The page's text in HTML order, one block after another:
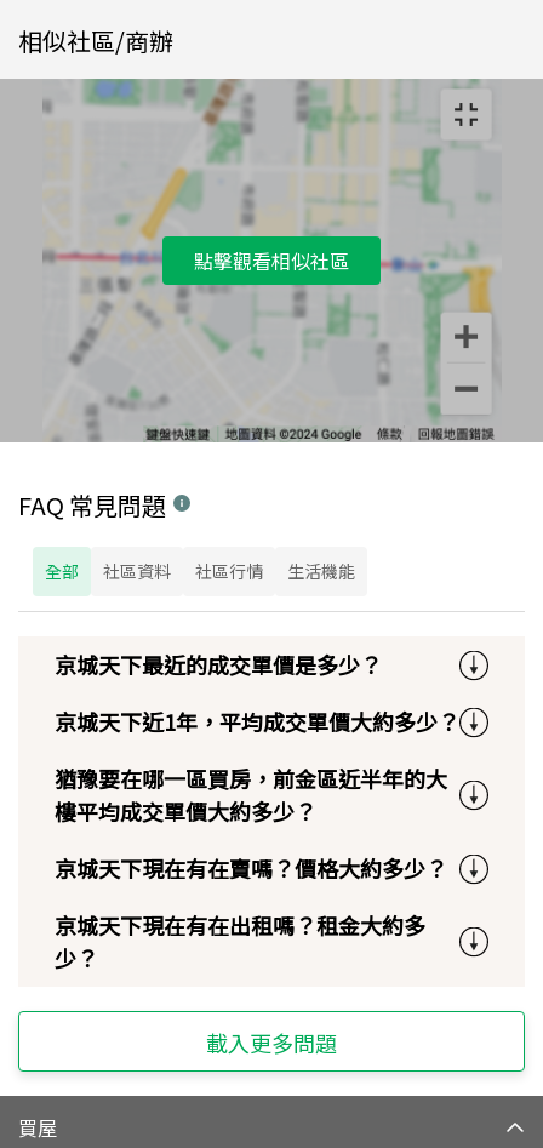
相似社區/商辦
點擊觀看相似社區
FAQ 常見問題
全部 社區資料 社區行情 生活機能
京城天下最近的成交單價是多少？
京城天下近1年，平均成交單價大約多少？
猶豫要在哪一區買房，前金區近半年的大
樓平均成交單價大約多少？
京城天下現在有在賣嗎？價格大約多少？
京城天下現在有在出租嗎？租金大約多
少？
載入更多問題
買屋